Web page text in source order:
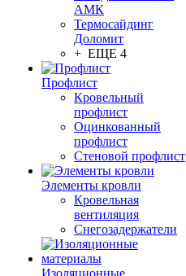
АМК
Термосайдинг
Доломит
+ ЕЩЕ 4
Профлист
Кровельный
профлист
Оцинкованный
профлист
Стеновой профлист
Элементы кровли
Кровельная
вентиляция
Снегозадержатели
Изоляционные